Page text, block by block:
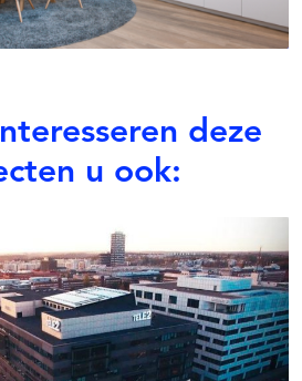
deze
u ook: